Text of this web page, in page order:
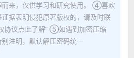
而来，仅供学习和研究使用。 ④喜欢
据表明侵犯原著版权的，请及时联
协议点此了解” ⑤如遇到加密压缩
注明，默认解压密码统一